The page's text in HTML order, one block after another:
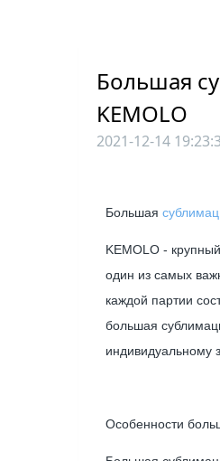
Большая
KEMOLO
2021-12-14
Большая
KEMOLO -
один из самых
каждой партии
большая
индивидуальному
Особенности